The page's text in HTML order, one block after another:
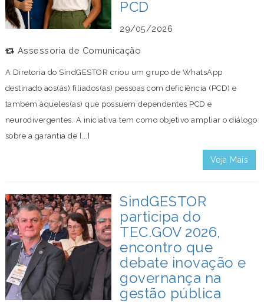
PCD
29/05/2026
Assessoria de Comunicação
A Diretoria do SindGESTOR criou um grupo de WhatsApp
destinado aos(às) filiados(as) pessoas com deficiência (PCD) e
também àqueles(as) que possuem dependentes PCD e
neurodivergentes. A iniciativa tem como objetivo ampliar o diálogo
sobre a garantia de [...]
Veja Mais
SindGESTOR
participa do
TEC.GOV 2026,
encontro que
debate inovação e
governança na
gestão pública